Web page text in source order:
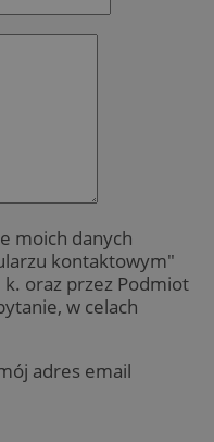
moich danych
kontaktowym"
k. oraz przez Podmiot
w celach
adres email